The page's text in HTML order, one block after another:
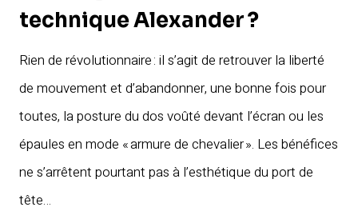
technique Alexander ?
Rien de révolutionnaire : il s’agit de retrouver la liberté
de mouvement et d’abandonner, une bonne fois pour
toutes, la posture du dos voûté devant l’écran ou les
épaules en mode « armure de chevalier ». Les bénéfices
ne s’arrêtent pourtant pas à l’esthétique du port de
tête…